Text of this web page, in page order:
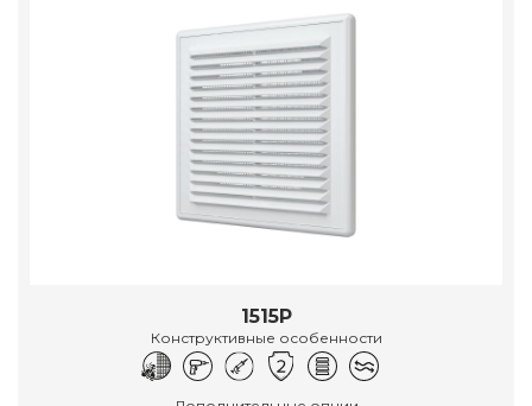
1515Р
Конструктивные особенности